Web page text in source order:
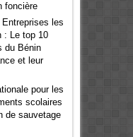
foncière
les
: Le top 10
du Bénin
et leur
pour les
scolaires
de sauvetage